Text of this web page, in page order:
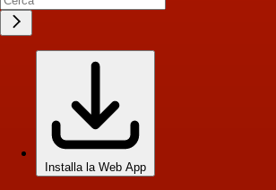
Installa la Web App